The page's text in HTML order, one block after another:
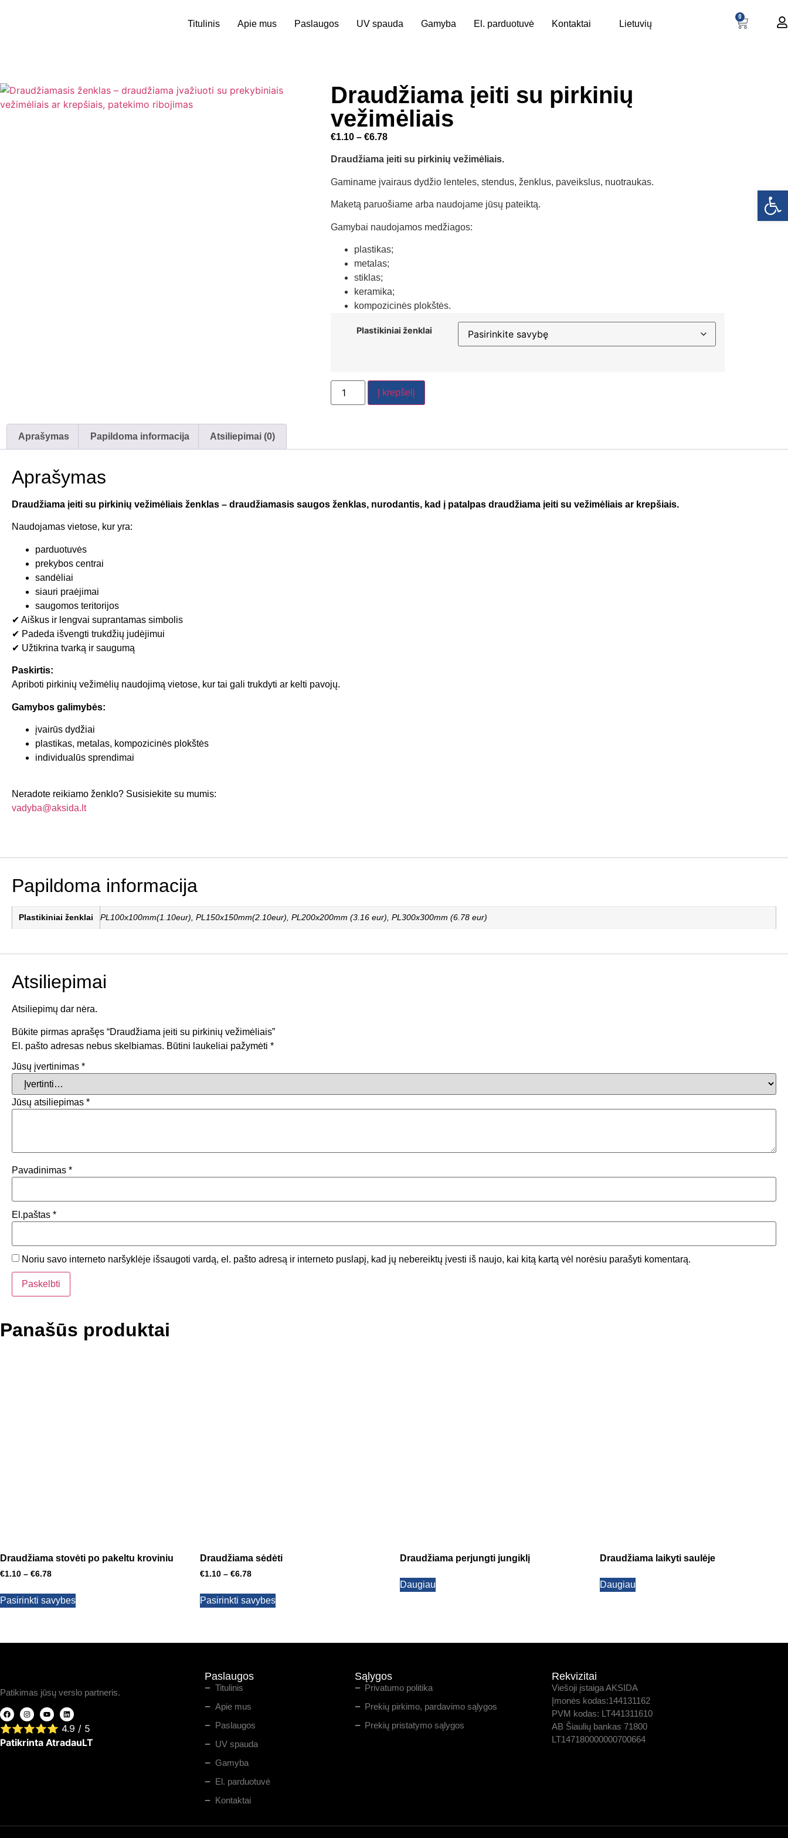
Titulinis Apie mus Paslaugos UV spauda Gamyba El. parduotuvė Kontaktai Lietuvių
0
Draudžiama įeiti su pirkinių
vežimėliais
€1.10 –€6.78
Draudžiama įeiti su pirkinių vežimėliais.
Gaminame įvairaus dydžio lenteles, stendus, ženklus, paveikslus, nuotraukas.
Maketą paruošiame arba naudojame jūsų pateiktą.
Gamybai naudojamos medžiagos:
plastikas;
metalas;
stiklas;
keramika;
kompozicinės plokštės.
Plastikiniai ženklai
Į krepšelį
Aprašymas Papildoma informacija Atsiliepimai (0)
Aprašymas
Draudžiama įeiti su pirkinių vežimėliais ženklas – draudžiamasis saugos ženklas, nurodantis, kad į patalpas draudžiama įeiti su vežimėliais ar krepšiais.
Naudojamas vietose, kur yra:
parduotuvės
prekybos centrai
sandėliai
siauri praėjimai
saugomos teritorijos
✔ Aiškus ir lengvai suprantamas simbolis
✔ Padeda išvengti trukdžių judėjimui
✔ Užtikrina tvarką ir saugumą
Paskirtis:
Apriboti pirkinių vežimėlių naudojimą vietose, kur tai gali trukdyti ar kelti pavojų.
Gamybos galimybės:
įvairūs dydžiai
plastikas, metalas, kompozicinės plokštės
individualūs sprendimai
Neradote reikiamo ženklo? Susisiekite su mumis:
vadyba@aksida.lt
Papildoma informacija
Plastikiniai ženklai PL100x100mm(1.10eur), PL150x150mm(2.10eur), PL200x200mm (3.16 eur), PL300x300mm (6.78 eur)
Atsiliepimai
Atsiliepimų dar nėra.
Būkite pirmas aprašęs “Draudžiama įeiti su pirkinių vežimėliais”
El. pašto adresas nebus skelbiamas. Būtini laukeliai pažymėti *
Jūsų įvertinimas *
Jūsų atsiliepimas *
Pavadinimas *
El.paštas *
Noriu savo interneto naršyklėje išsaugoti vardą, el. pašto adresą ir interneto puslapį, kad jų nebereiktų įvesti iš naujo, kai kitą kartą vėl norėsiu parašyti komentarą.
Panašūs produktai
Draudžiama stovėti po pakeltu kroviniu
€1.10 – €6.78
Pasirinkti savybes
Draudžiama sėdėti
€1.10 – €6.78
Pasirinkti savybes
Draudžiama perjungti jungiklį
Daugiau
Draudžiama laikyti saulėje
Daugiau
Patikimas jūsų verslo partneris.
⭐⭐⭐⭐⭐ 4.9 / 5
Patikrinta AtradauLT
Paslaugos
Titulinis
Apie mus
Paslaugos
UV spauda
Gamyba
El. parduotuvė
Kontaktai
Sąlygos
Privatumo politika
Prekių pirkimo, pardavimo sąlygos
Prekių pristatymo sąlygos
Rekvizitai
Viešoji įstaiga AKSIDA
Įmonės kodas:144131162
PVM kodas: LT441311610
AB Šiaulių bankas 71800
LT147180000000700664